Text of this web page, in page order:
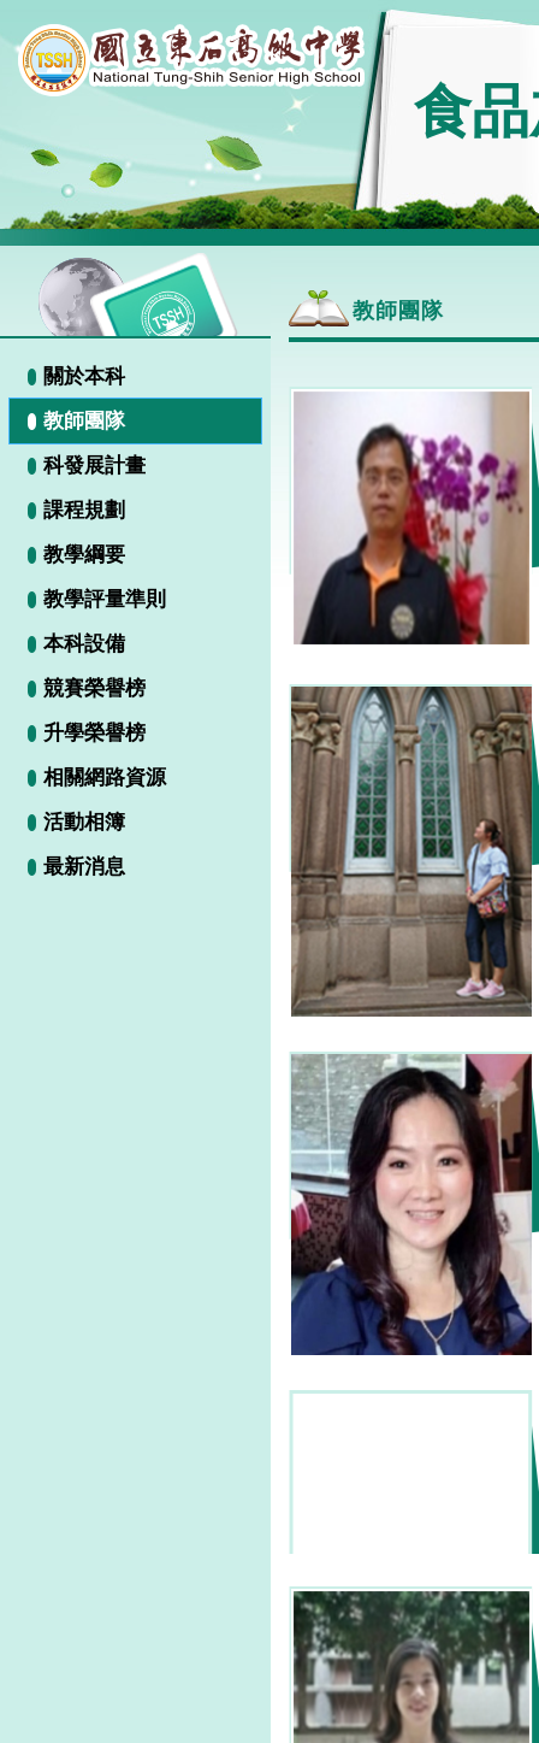
食
關於本科
教師團隊
科發展計畫
課程規劃
教學綱要
教學評量準則
本科設備
競賽榮譽榜
升學榮譽榜
相關網路資源
活動相簿
最新消息
教師團隊